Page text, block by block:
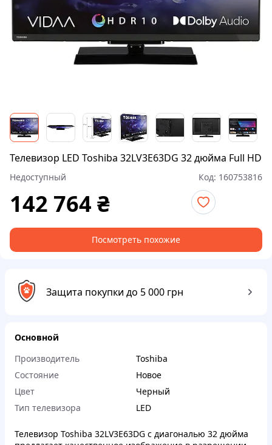
Телевизор LED Toshiba 32LV3E63DG 32 дюйма Full HD
Недоступный Код: 160753816
142 764 ₴
Посмотреть похожие
Защита покупки до 5 000 грн
Основной
Производитель
Toshiba
Состояние
Новое
Цвет
Черный
Тип телевизора
LED
Телевизор Toshiba 32LV3E63DG с диагональю 32 дюйма